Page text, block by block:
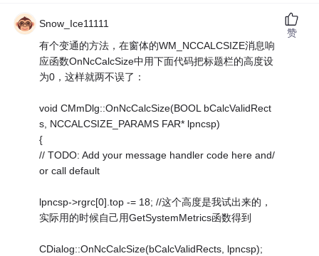
Snow_Ice11111
有个变通的方法，在窗体的WM_NCCALCSIZE消息响
应函数OnNcCalcSize中用下面代码把标题栏的高度设
为0，这样就两不误了：
void CMmDlg::OnNcCalcSize(BOOL bCalcValidRect
s, NCCALCSIZE_PARAMS FAR* lpncsp)
{
// TODO: Add your message handler code here and/
or call default
lpncsp->rgrc[0].top -= 18; //这个高度是我试出来的，
实际用的时候自己用GetSystemMetrics函数得到
CDialog::OnNcCalcSize(bCalcValidRects, lpncsp);
赞